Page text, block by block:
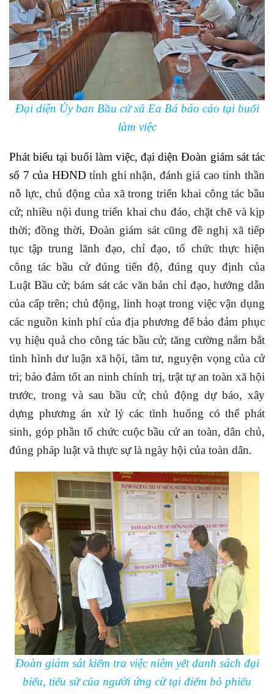
Đại diện Ủy ban Bầu cử xã Ea Bá báo cáo tại buổi
làm việc
Phát biểu tại buổi làm việc, đại diện Đoàn giám sát tác
số 7 của HĐNDtỉnh ghi nhận, đánh giá cao tinh thần
nỗ lực, chủ động của xã trong triển khai công tác bầu
cử; nhiều nội dung triển khai chu đáo, chặt chẽ và kịp
thời; đồng thời, Đoàn giám sát cũng đề nghị xã tiếp
tục tập trung lãnh đạo, chỉ đạo, tổ chức thực hiện
công tác bầu cử đúng tiến độ, đúng quy định của
Luật Bầu cử; bám sát các văn bản chỉ đạo, hướng dẫn
của cấp trên; chủ động, linh hoạt trong việc vận dụng
các nguồn kinh phí của địa phương để bảo đảm phục
vụ hiệu quả cho công tác bầu cử; tăng cường nắm bắt
tình hình dư luận xã hội, tâm tư, nguyện vọng của cử
tri; bảo đảm tốt an ninh chính trị, trật tự an toàn xã hội
trước, trong và sau bầu cử; chủ động dự báo, xây
dựng phương án xử lý các tình huống có thể phát
sinh, góp phần tổ chức cuộc bầu cử an toàn, dân chủ,
đúng pháp luật và thực sự là ngày hội của toàn dân.
Đoàn giám sát kiểm tra việc niêm yết danh sách đại
biểu, tiểu sử của người ứng cử tại điểm bỏ phiếu